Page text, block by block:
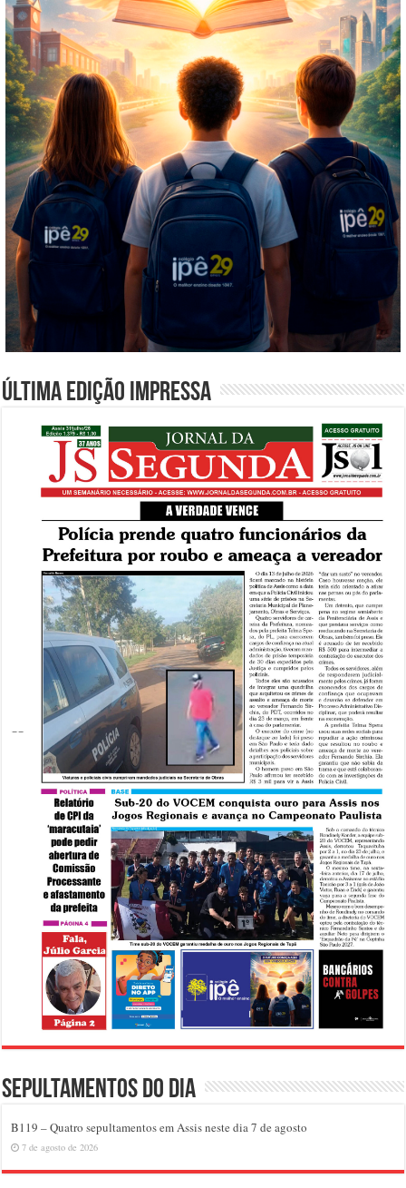
Última edição impressa
Sepultamentos do dia
B119 – Quatro sepultamentos em Assis neste dia 7 de agosto
7 de agosto de 2026